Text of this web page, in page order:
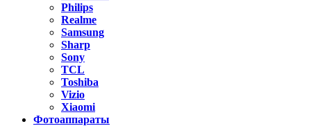
Philips
Realme
Samsung
Sharp
Sony
TCL
Toshiba
Vizio
Xiaomi
Фотоаппараты